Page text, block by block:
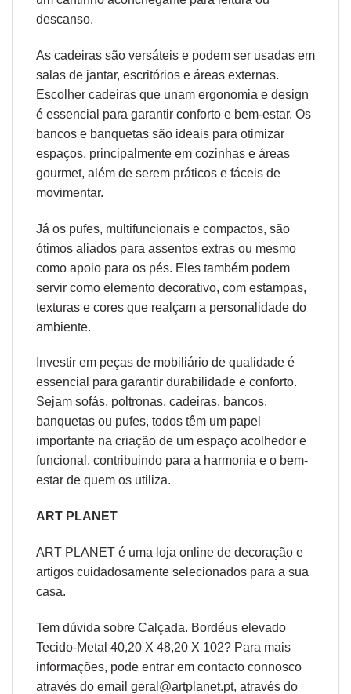
descanso.
As cadeiras são versáteis e podem ser usadas em
salas de jantar, escritórios e áreas externas.
Escolher cadeiras que unam ergonomia e design
é essencial para garantir conforto e bem-estar. Os
bancos e banquetas são ideais para otimizar
espaços, principalmente em cozinhas e áreas
gourmet, além de serem práticos e fáceis de
movimentar.
Já os pufes, multifuncionais e compactos, são
ótimos aliados para assentos extras ou mesmo
como apoio para os pés. Eles também podem
servir como elemento decorativo, com estampas,
texturas e cores que realçam a personalidade do
ambiente.
Investir em peças de mobiliário de qualidade é
essencial para garantir durabilidade e conforto.
Sejam sofás, poltronas, cadeiras, bancos,
banquetas ou pufes, todos têm um papel
importante na criação de um espaço acolhedor e
funcional, contribuindo para a harmonia e o bem-
estar de quem os utiliza.
ART PLANET
ART PLANET é uma loja online de decoração e
artigos cuidadosamente selecionados para a sua
casa.
Tem dúvida sobre Calçada. Bordéus elevado
Tecido-Metal 40,20 X 48,20 X 102? Para mais
informações, pode entrar em contacto connosco
através do email geral@artplanet.pt, através do